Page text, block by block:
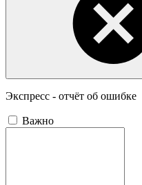
Экспресс - отчёт об ошибке
Важно